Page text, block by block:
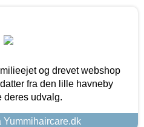
og drevet webshop
fra den lille havneby
deres udvalg.
Yummihaircare.dk